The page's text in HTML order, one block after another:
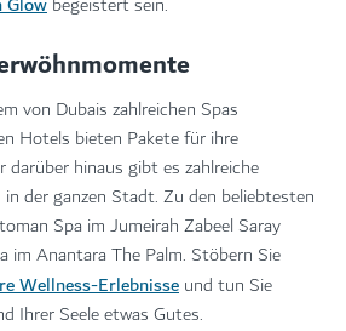
von Dubais zahlreichen Spas
Hotels bieten Pakete für ihre
darüber hinaus gibt es zahlreiche
der ganzen Stadt. Zu den beliebtesten
Spa im Jumeirah Zabeel Saray
im Anantara The Palm. Stöbern Sie
Wellness-Erlebnisse und tun Sie
Ihrer Seele etwas Gutes.